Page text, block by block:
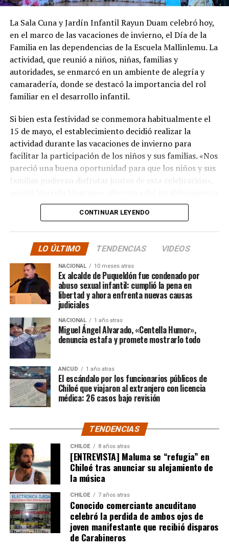
subrayan inversiones emblemáticas en la región, como
la construcción de nuevos edificios consistoriales en
Chaitén y Dalcahue, ambos financiados en un 60% por
la Subdere, con más de 5.900 millones de pesos y 4.400
millones de pesos, respectivamente.
La minuta afirma que estos avances reflejan una apuesta
a las comunas con mayores necesidades, aunque en la
práctica, los alcaldes coinciden en que el actual
escenario genera incertidumbre y podría traducirse en
la paralización de iniciativas prioritarias para el
desarrollo local.
certezas”, concluyó el alcalde de Quemchi, reflejando el
sentimiento generalizado entre los ediles de Chiloé ante
La Sala Cuna y Jardín Infantil Rayun Duam celebró hoy,
en el marco de las vacaciones de invierno, el Día de la
Familia en las dependencias de la Escuela Mallinlemu. La
actividad, que reunió a niños, niñas, familias y
autoridades, se enmarcó en un ambiente de alegría y
camaradería, donde se destacó la importancia del rol
familiar en el desarrollo infantil.
Si bien esta festividad se conmemora habitualmente el
15 de mayo, el establecimiento decidió realizar la
actividad durante las vacaciones de invierno para
facilitar la participación de los niños y sus familias. «Nos
pareció una buena oportunidad para que los niños y sus
familias pudieran disfrutar juntos de esta celebración»,
Montaner también destacó la importancia de la familia
participación de las familias, no podríamos llevar a cabo
un trabajo pedagógico de calidad», afirmó.
Reconocimiento y agradecimiento
El alcalde de la comuna, Alex Gómez, asistió a la
celebración y agradeció la invitación del establecimiento
educacional. «Me enorgullece ver cómo desarrollan
estas actividades, ya que creo firmemente que la
participación de la familia es fundamental en la
formación de los niños», señaló.
Destacó también la participación activa de los
apoderados, quienes colaboraron como maestros de
ceremonia y cantantes durante la actividad. «Nos
participación familiar, esencial en la educación inicial de
cada niño», añadió, agradeciendo a los padres por
confiar en el jardín y felicitando a los profesionales
involucrados en este importante trabajo.
Por su parte, Pablo Manzani, apoderado del jardín
infantil, indicó que: «Nosotros, como apoderados,
también aportamos nuestro granito de arena,
participando activamente en las actividades y
colaborando en todo lo que sea necesario», señaló.
CONTINUAR LEYENDO
LO ÚLTIMO TENDENCIAS VIDEOS
NACIONAL 10 meses atras
Ex alcalde de Puqueldón fue condenado por
abuso sexual infantil: cumplió la pena en
libertad y ahora enfrenta nuevas causas
judiciales
NACIONAL 1 año atras
Miguel Ángel Alvarado, «Centella Humor»,
denuncia estafa y promete mostrarlo todo
ANCUD 1 año atras
El escándalo por los funcionarios públicos de
Chiloé que viajaron al extranjero con licencia
médica: 26 casos bajo revisión
TENDENCIAS
CHILOE 8 años atras
[ENTREVISTA] Maluma se “refugia” en
Chiloé tras anunciar su alejamiento de
la música
CHILOE 7 años atras
Conocido comerciante ancuditano
celebró la perdida de ambos ojos de
joven manifestante que recibió disparos
de Carabineros